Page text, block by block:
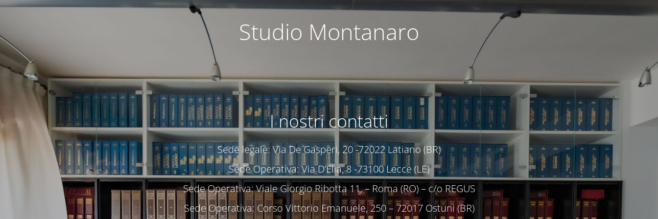
Studio Montanaro
I nostri contatti
Sede legale: Via De Gasperi, 20 -72022 Latiano (BR)
Sede Operativa: Via D’Elia, 8 -73100 Lecce (LE)
Sede Operativa: Viale Giorgio Ribotta 11, – Roma (RO) – c/o REGUS
Sede Operativa: Corso Vittorio Emanuele, 250 – 72017 Ostuni (BR)